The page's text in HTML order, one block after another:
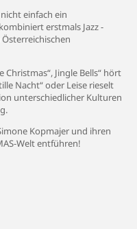
einfach ein
erstmals Jazz -
Jingle Bells“ hört
Nacht“ oder Leise rieselt
unterschiedlicher Kulturen
Kopmajer und ihren
Welt entführen!